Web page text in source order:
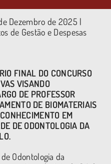
Dezembro de 2025 |
de Gestão e Despesas
FINAL DO CONCURSO
VISANDO
DE PROFESSOR
DE BIOMATERIAIS
EM
DE ODONTOLOGIA DA
Odontologia da